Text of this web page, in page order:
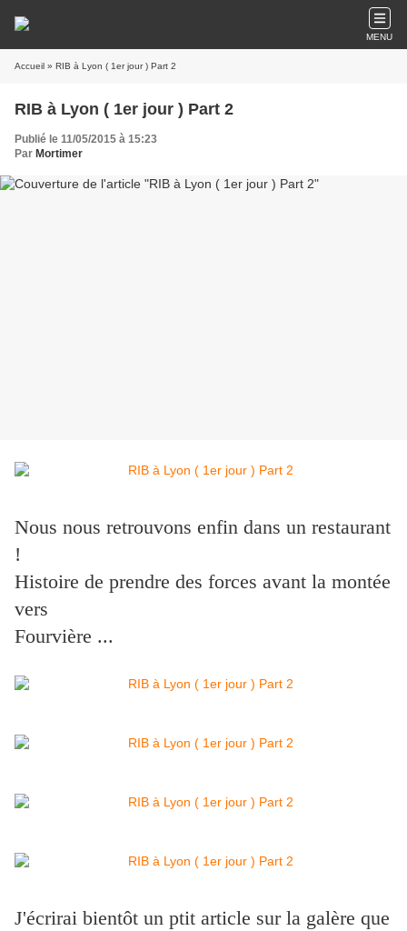
MENU
Accueil » RIB à Lyon ( 1er jour ) Part 2
RIB à Lyon ( 1er jour ) Part 2
Publié le 11/05/2015 à 15:23
Par Mortimer
Nous nous retrouvons enfin dans un restaurant
!
Histoire de prendre des forces avant la montée
vers
Fourvière ...
J'écrirai bientôt un ptit article sur la galère que